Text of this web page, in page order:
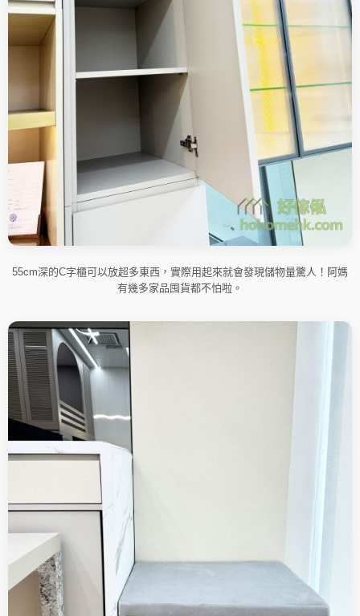
55cm深的C字櫃可以放超多東西，實際用起來就會發現儲物量驚人！阿媽
有幾多家品囤貨都不怕啦。